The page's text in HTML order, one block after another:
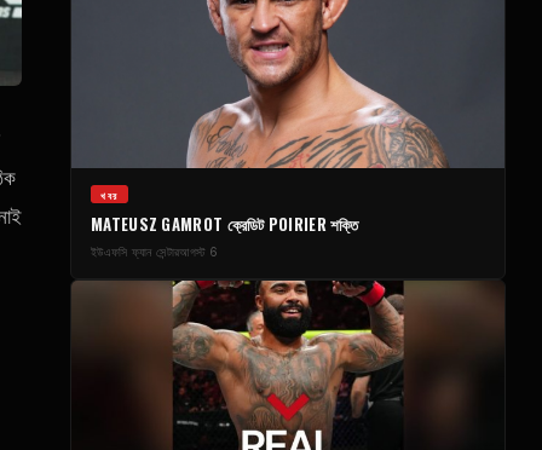
খবর
MATEUSZ GAMROT ক্রেডিট POIRIER শক্তি
ইউএফসি ফ্যান সেন্টারআগস্ট 6